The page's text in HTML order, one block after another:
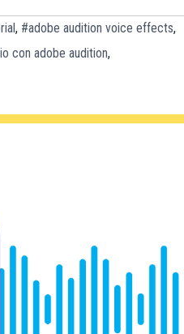
, #adobe audition voice effects,
con adobe audition,